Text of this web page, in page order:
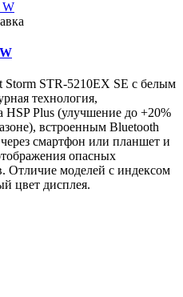
Storm STR-5210EX SE с белым
технология,
HSP Plus (улучшение до +20%
встроенным Bluetooth
смартфон или планшет и
опасных
Отличие моделей с индексом
цвет дисплея.